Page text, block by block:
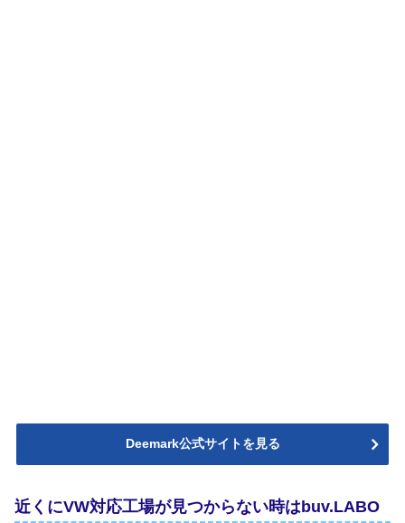
Deemark公式サイトを見る
近くにVW対応工場が見つからない時はbuv.LABO